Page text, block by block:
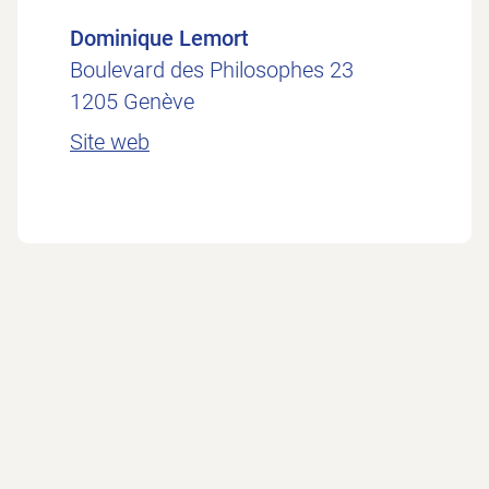
Dominique Lemort
Boulevard des Philosophes 23
1205 Genève
Site web